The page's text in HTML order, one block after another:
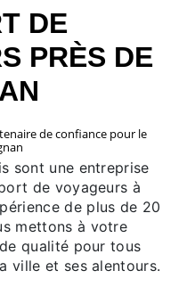
DE
PRÈS DE
de confiance pour le
sont une entreprise
de voyageurs à
de plus de 20
mettons à votre
qualité pour tous
ville et ses alentours.